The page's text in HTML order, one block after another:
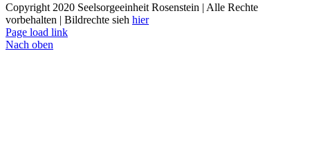
Copyright 2020 Seelsorgeeinheit Rosenstein | Alle Rechte
vorbehalten | Bildrechte sieh hier
Page load link
Nach oben